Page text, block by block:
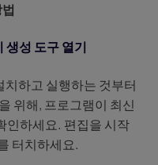
생성 도구 열기
하고 실행하는 것부터
위해, 프로그램이 최신
인하세요. 편집을 시작
터치하세요.